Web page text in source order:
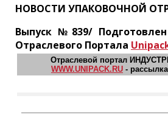
НОВОСТИ УПАКОВОЧНОЙ
Выпуск №839/
Отраслевого Портала
Отраслевой портал
WWW.UNIPACK.RU -